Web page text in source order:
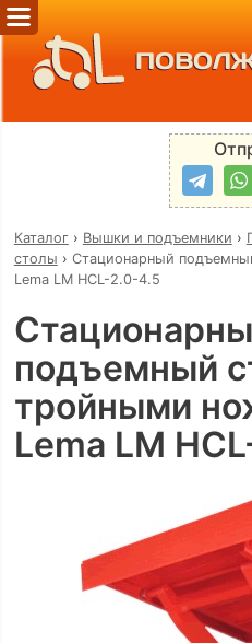
Каталог› Вышки и подъемники ›
столы › Стационарный
Lema LM HCL-2.0-4.5
подъемный
тройными
Lema LM